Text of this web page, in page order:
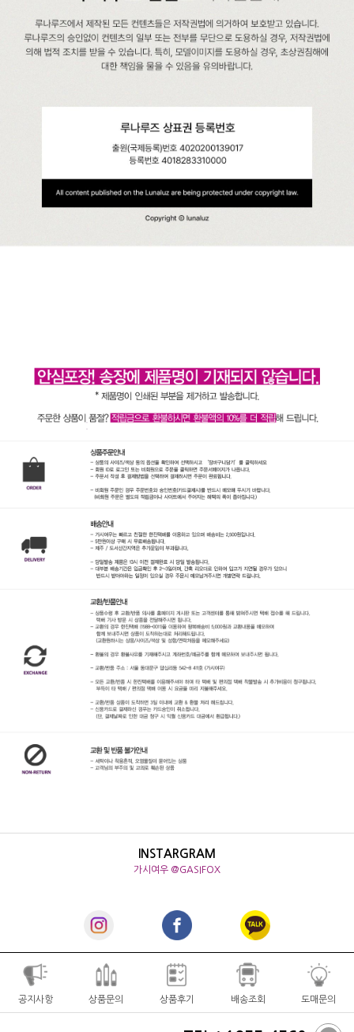
INSTARGRAM
가시여우 @GASIFOX
공지사항 상품문의 상품후기 배송조회 도매문의